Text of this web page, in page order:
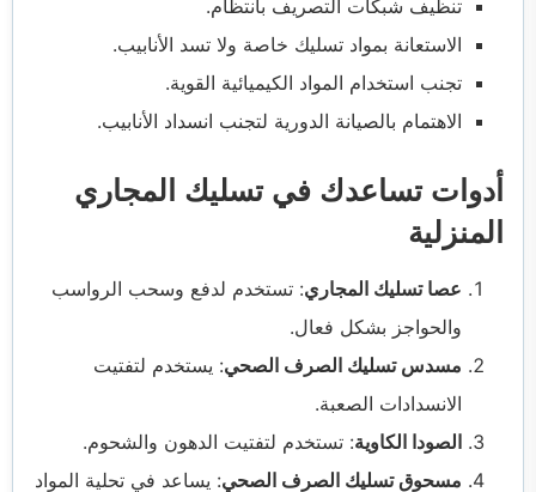
تنظيف شبكات التصريف بانتظام.
الاستعانة بمواد تسليك خاصة ولا تسد الأنابيب.
تجنب استخدام المواد الكيميائية القوية.
الاهتمام بالصيانة الدورية لتجنب انسداد الأنابيب.
أدوات تساعدك في تسليك المجاري
المنزلية
عصا تسليك المجاري: تستخدم لدفع وسحب الرواسب
والحواجز بشكل فعال.
مسدس تسليك الصرف الصحي: يستخدم لتفتيت
الانسدادات الصعبة.
الصودا الكاوية: تستخدم لتفتيت الدهون والشحوم.
مسحوق تسليك الصرف الصحي: يساعد في تحلية المواد